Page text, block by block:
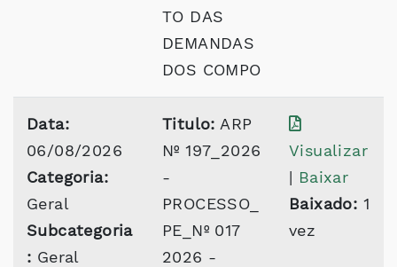
TO DAS
DEMANDAS
DOS COMPO
Data:
06/08/2026
Categoria:
Geral
Subcategoria
: Geral
Titulo: ARP
Nº 197_2026
-
PROCESSO_
PE_Nº 017
2026 -
Visualizar
| Baixar
Baixado: 1
vez